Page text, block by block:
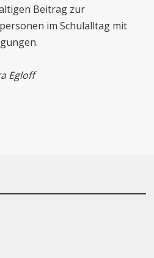
Beitrag zur
im Schulalltag mit
Egloff